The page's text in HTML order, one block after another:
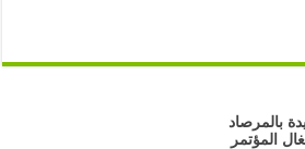
بالمرصاد
المؤتمر